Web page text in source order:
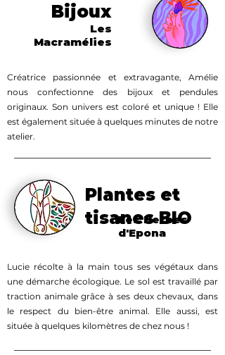
Bijoux
Les
Macramélies
Créatrice passionnée et extravagante, Amélie
nous confectionne des bijoux et pendules
originaux. Son univers est coloré et unique ! Elle
est également située à quelques minutes de notre
atelier.
Plantes et
tisanes BIO
Les Herbes
d'Epona
Lucie récolte à la main tous ses végétaux dans
une démarche écologique. Le sol est travaillé par
traction animale grâce à ses deux chevaux, dans
le respect du bien-être animal. Elle aussi, est
située à quelques kilomètres de chez nous !